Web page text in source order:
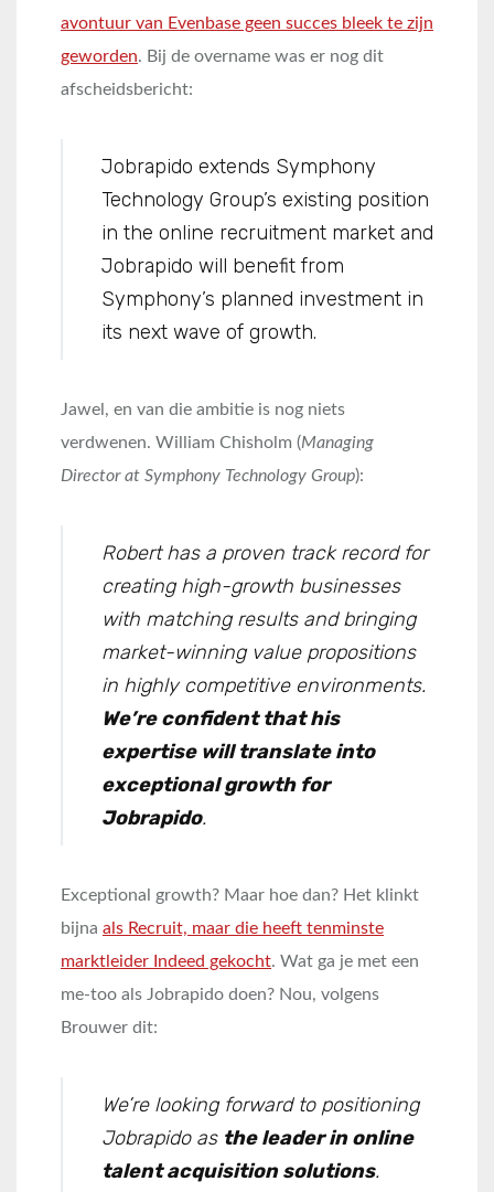
avontuur van Evenbase geen succes bleek te zijn
geworden. Bij de overname was er nog dit
afscheidsbericht:
Jobrapido extends Symphony
Technology Group’s existing position
in the online recruitment market and
Jobrapido will benefit from
Symphony’s planned investment in
its next wave of growth.
Jawel, en van die ambitie is nog niets
verdwenen. William Chisholm (Managing
Director at Symphony Technology Group):
Robert has a proven track record for
creating high-growth businesses
with matching results and bringing
market-winning value propositions
in highly competitive environments.
We’re confident that his
expertise will translate into
exceptional growth for
Jobrapido.
Exceptional growth? Maar hoe dan? Het klinkt
bijna als Recruit, maar die heeft tenminste
marktleider Indeed gekocht. Wat ga je met een
me-too als Jobrapido doen? Nou, volgens
Brouwer dit:
We’re looking forward to positioning
Jobrapido as the leader in online
talent acquisition solutions.